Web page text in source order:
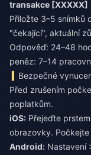
transakce [XXXXX]
Přiložte 3–5 snímků
"čekající", aktuální
Odpověď: 24–48
peněz: 7–14
Bezpečné
Před zrušením
poplatkům.
iOS: Přejeďte
Android: Nastavení